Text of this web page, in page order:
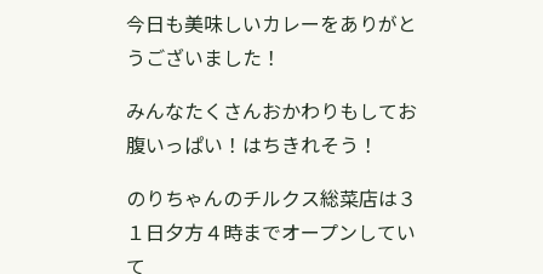
今日も美味しいカレーをありがと
うございました！
みんなたくさんおかわりもしてお
腹いっぱい！はちきれそう！
のりちゃんのチルクス総菜店は３
１日夕方４時までオープンしてい
て